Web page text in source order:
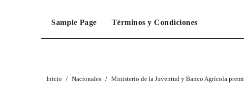
Sample Page Términos y Condiciones
Inicio Nacionales Ministerio de la Juventud y Banco Agrícola